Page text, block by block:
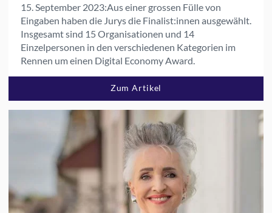
15. September 2023:Aus einer grossen Fülle von
Eingaben haben die Jurys die Finalist:innen ausgewählt.
Insgesamt sind 15 Organisationen und 14
Einzelpersonen in den verschiedenen Kategorien im
Rennen um einen Digital Economy Award.
Zum Artikel